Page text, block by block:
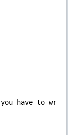
have to